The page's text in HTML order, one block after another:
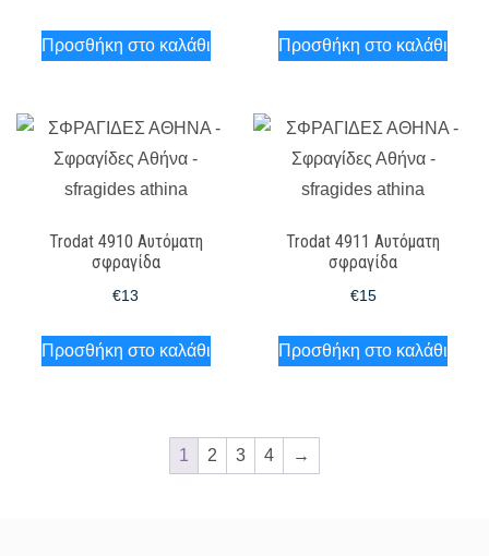
Προσθήκη στο καλάθι Προσθήκη στο καλάθι
Trodat 4910 Αυτόματη
σφραγίδα
€13
Προσθήκη στο καλάθι
Trodat 4911 Αυτόματη
σφραγίδα
€15
Προσθήκη στο καλάθι
1 2 3 4 →